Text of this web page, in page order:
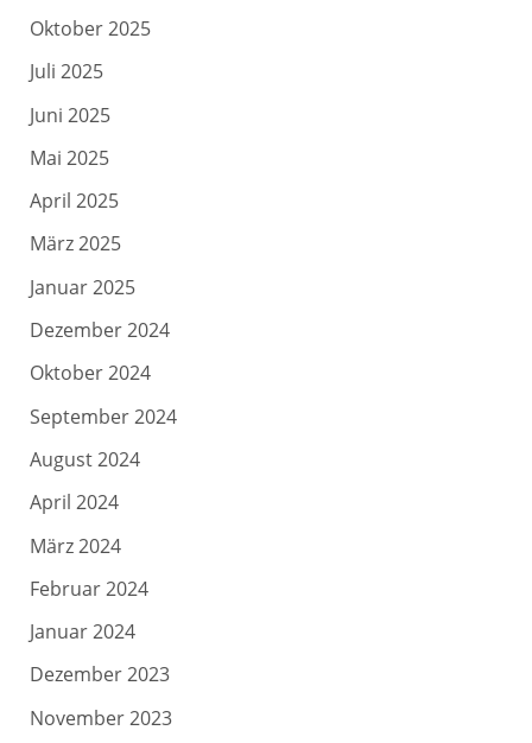
Oktober 2025
Juli 2025
Juni 2025
Mai 2025
April 2025
März 2025
Januar 2025
Dezember 2024
Oktober 2024
September 2024
August 2024
April 2024
März 2024
Februar 2024
Januar 2024
Dezember 2023
November 2023